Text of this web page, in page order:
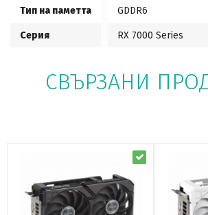
Тип на паметта GDDR6
Серия RX 7000 Series
СВЪРЗАНИ